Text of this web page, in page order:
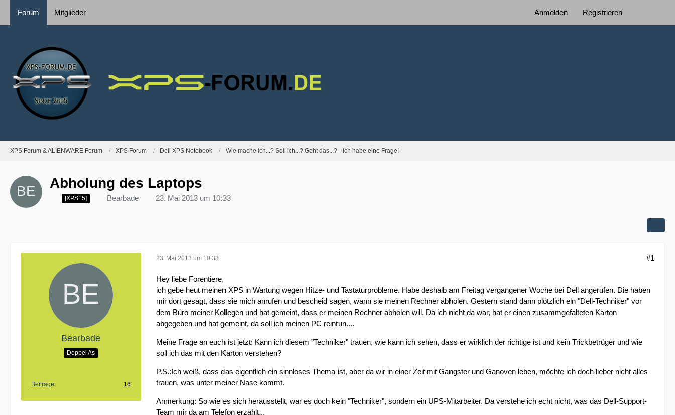
Forum Mitglieder Anmelden Registrieren
XPS Forum & ALIENWARE Forum XPS Forum Dell XPS Notebook Wie mache ich...? Soll ich...? Geht das...? - Ich habe eine Frage!
Abholung des Laptops
[XPS15] Bearbade 23. Mai 2013 um 10:33
Bearbade
Doppel As
Beiträge 16
23. Mai 2013 um 10:33 #1
Hey liebe Forentiere,
ich gebe heut meinen XPS in Wartung wegen Hitze- und Tastaturprobleme. Habe deshalb am Freitag vergangener Woche bei Dell angerufen. Die haben
mir dort gesagt, dass sie mich anrufen und bescheid sagen, wann sie meinen Rechner abholen. Gestern stand dann plötzlich ein "Dell-Techniker" vor
dem Büro meiner Kollegen und hat gemeint, dass er meinen Rechner abholen will. Da ich nicht da war, hat er einen zusammgefalteten Karton
abgegeben und hat gemeint, da soll ich meinen PC reintun....
Meine Frage an euch ist jetzt: Kann ich diesem "Techniker" trauen, wie kann ich sehen, dass er wirklich der richtige ist und kein Trickbetrüger und wie
soll ich das mit den Karton verstehen?
P.S.:Ich weiß, dass das eigentlich ein sinnloses Thema ist, aber da wir in einer Zeit mit Gangster und Ganoven leben, möchte ich doch lieber nicht alles
trauen, was unter meiner Nase kommt.
Anmerkung: So wie es sich herausstellt, war es doch kein "Techniker", sondern ein UPS-Mitarbeiter. Da verstehe ich echt nicht, was das Dell-Support-
Team mir da am Telefon erzählt...